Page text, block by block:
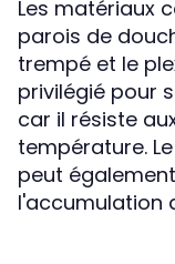
Les matériaux
parois de
trempé et le
privilégié pour
car il résiste
température.
peut
l'accumulation